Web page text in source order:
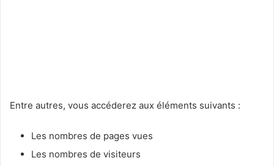
Entre autres, vous accéderez aux éléments suivants :
Les nombres de pages vues
Les nombres de visiteurs